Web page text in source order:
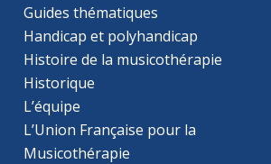
Guides thématiques
Handicap et polyhandicap
Histoire de la musicothérapie
Historique
L’équipe
L’Union Française pour la
Musicothérapie